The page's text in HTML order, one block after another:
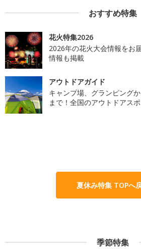
おすすめ特集
花火特集2026
2026年の花火大会情報をお
情報も掲載
アウトドアガイド
キャンプ場、グランピング
まで！全国のアウトドアス
夏休み特集 TOPへ
季節特集